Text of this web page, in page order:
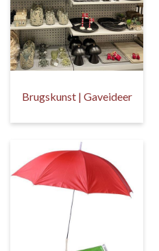
Brugskunst | Gaveideer